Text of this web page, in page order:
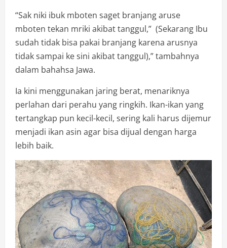
“Sak niki ibuk mboten saget branjang aruse
mboten tekan mriki akibat tanggul,” (Sekarang Ibu
sudah tidak bisa pakai branjang karena arusnya
tidak sampai ke sini akibat tanggul),” tambahnya
dalam bahahsa Jawa.
Ia kini menggunakan jaring berat, menariknya
perlahan dari perahu yang ringkih. Ikan-ikan yang
tertangkap pun kecil-kecil, sering kali harus dijemur
menjadi ikan asin agar bisa dijual dengan harga
lebih baik.